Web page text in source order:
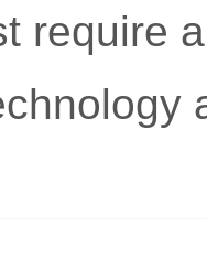
require